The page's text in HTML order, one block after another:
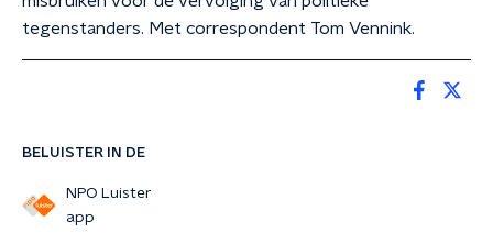
BELUISTER IN DE
NPO Luister
app
tegenstanders. Met correspondent Tom Vennink.